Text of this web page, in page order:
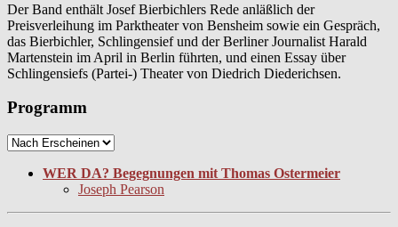
Der Band enthält Josef Bierbichlers Rede anläßlich der
Preisverleihung im Parktheater von Bensheim sowie ein Gespräch,
das Bierbichler, Schlingensief und der Berliner Journalist Harald
Martenstein im April in Berlin führten, und einen Essay über
Schlingensiefs (Partei-) Theater von Diedrich Diederichsen.
Programm
WER DA? Begegnungen mit Thomas Ostermeier
Joseph Pearson